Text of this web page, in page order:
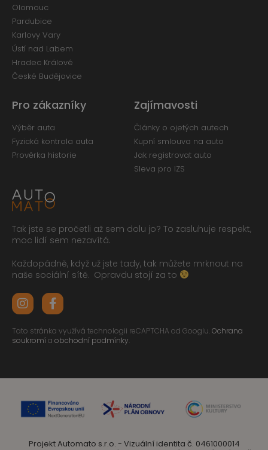
Tak jste se pročetli až sem dolu jo? To zasluhuje respekt,
moc lidí sem nezavítá.
Každopádně, když už jste tady, tak můžete mrknout na
naše sociální sítě. Opravdu stojí za to
Tato stránka využívá technologii reCAPTCHA od Googlu.Ochrana
soukromía obchodní podmínky.
Pro zákazníky
Výběr auta
Fyzická kontrola auta
Prověrka historie
Zajímavosti
Články o ojetých autech
Kupní smlouva na auto
Jak registrovat auto
Sleva pro IZS
Olomouc
Pardubice
Karlovy Vary
Ústí nad Labem
Hradec Králové
České Budějovice
Projekt Automato s.r.o. - Vizuální identita č. 0461000014